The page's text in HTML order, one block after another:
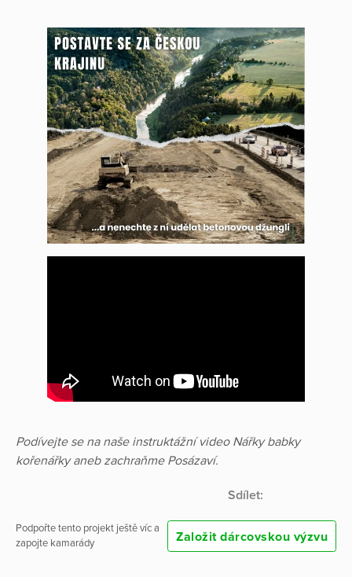
Podívejte se na naše instruktážní video Nářky babky
kořenářky aneb zachraňme Posázaví.
Sdílet:
Podpořte tento projekt ještě víc a
zapojte kamarády
Založit dárcovskou výzvu